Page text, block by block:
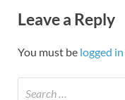
Leave a Reply
You must be logged in